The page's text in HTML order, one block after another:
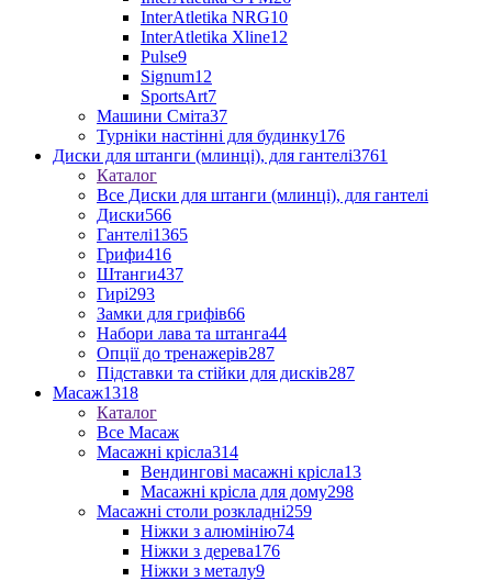
InterAtletika NRG10
InterAtletika Xline12
Pulse9
Signum12
SportsArt7
Машини Сміта37
Турніки настінні для будинку176
Диски для штанги (млинці), для гантелі3761
Каталог
Все Диски для штанги (млинці), для гантелі
Диски566
Гантелі1365
Грифи416
Штанги437
Гирі293
Замки для грифів66
Набори лава та штанга44
Опції до тренажерів287
Підставки та стійки для дисків287
Масаж1318
Каталог
Все Масаж
Масажні крісла314
Вендингові масажні крісла13
Масажні крісла для дому298
Масажні столи розкладні259
Ніжки з алюмінію74
Ніжки з дерева176
Ніжки з металу9